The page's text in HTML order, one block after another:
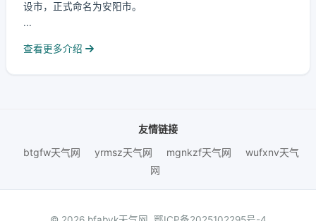
设市，正式命名为安阳市。
...
查看更多介绍
友情链接
btgfw天气网
yrmsz天气网 mgnkzf天气网
wufxnv天气
网